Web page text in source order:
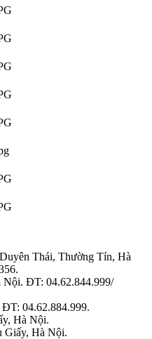
Thái, Thường Tín, Hà
Nội. ĐT: 04.62.844.999/
04.62.884.999.
Hà Nội.
Giấy, Hà Nội.